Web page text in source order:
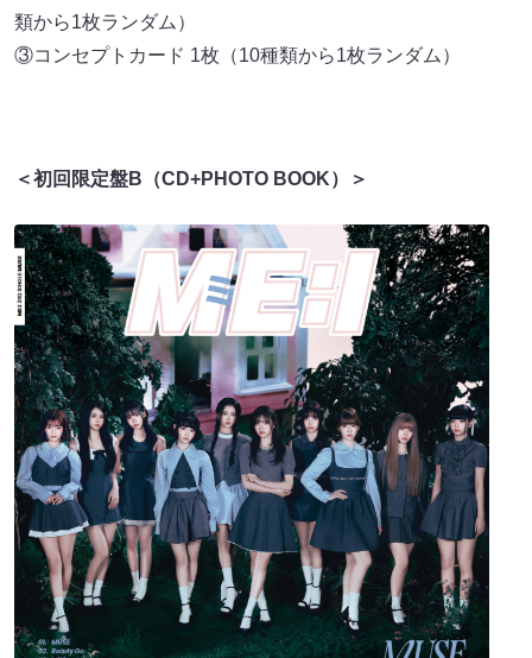
類から1枚ランダム）
③コンセプトカード 1枚（10種類から1枚ランダム）
＜初回限定盤B（CD+PHOTO BOOK）＞